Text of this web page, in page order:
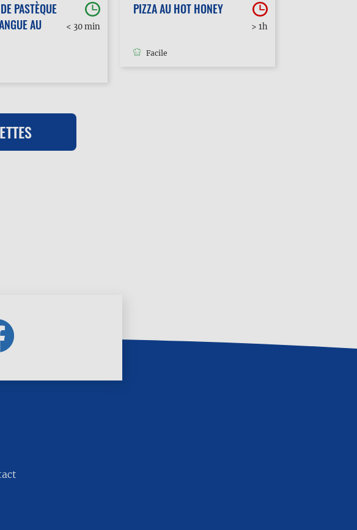
PASTÈQUE
AU
< 30 min
PIZZA AU HOT HONEY
> 1h
Facile